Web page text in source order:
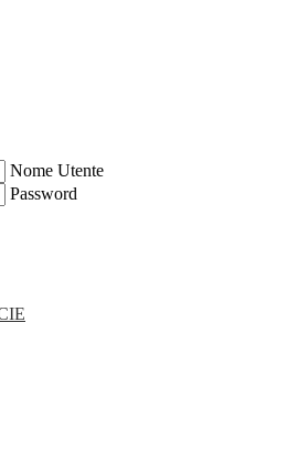
Nome Utente
Password